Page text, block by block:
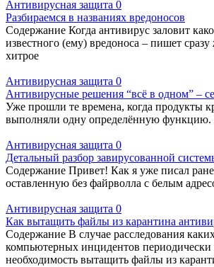
Антивирусная защита 0
Разбираемся в названиях вредоносов
Содержание Когда антивирус заловит
известного (ему) вредоноса – пишет сразу
хитрое
Антивирусная защита 0
Антивирусные решения “всё в одном” –
Уже прошли те времена, когда продукты
выполняли одну определённую функцию.
Антивирусная защита 0
Детальный разбор завирусованной
Содержание Привет! Как я уже писал
оставленную без файрволла с белым
Антивирусная защита 0
Как вытащить файлы из карантина
Содержание В случае расследования
компьютерных инцидентов периодически
необходимость вытащить файлы из